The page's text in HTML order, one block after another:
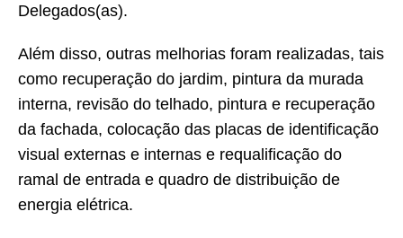
Delegados(as).
Além disso, outras melhorias foram realizadas, tais
como recuperação do jardim, pintura da murada
interna, revisão do telhado, pintura e recuperação
da fachada, colocação das placas de identificação
visual externas e internas e requalificação do
ramal de entrada e quadro de distribuição de
energia elétrica.